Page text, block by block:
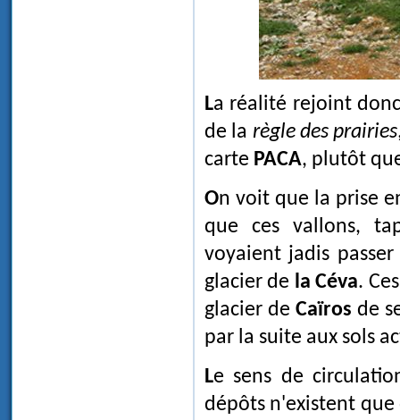
La réalité rejoint donc les conclusions que l'on peut tirer de l'application
de la règle des prairies
carte PACA, plutôt
On voit que la prise en compte de l'occupation du sol permet de déduire
que ces vallons,
voyaient jadis
glacier de la Céva.
glacier de Caïros de
par la suite aux sols
Le sens de circulation des glaces est bien indiqué par le fait que les
dépôts n'existent que